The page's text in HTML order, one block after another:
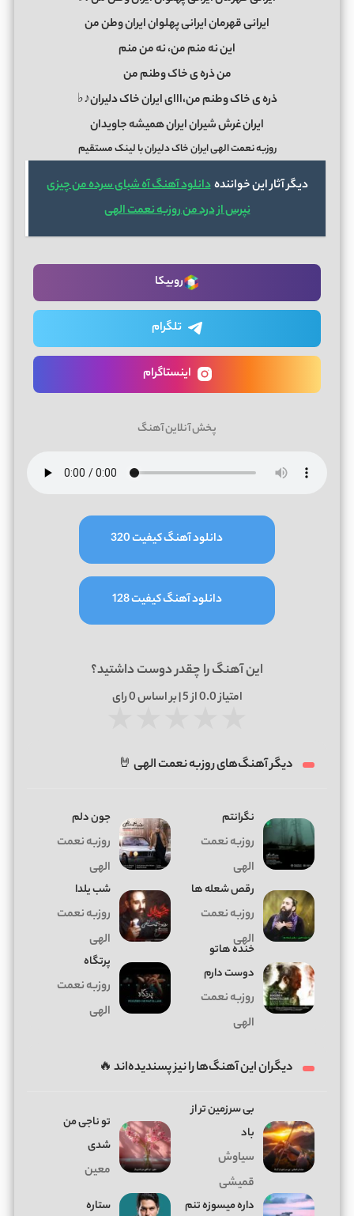
ایرانی قهرمان ایرانی پهلوان ایران وطن من
این نه منم من، نه من منم
من ذره ی خاک وطنم من
ذره ی خاک وطنم من،ااای ایران خاک دلیران♪♭
ایران غرش شیران ایران همیشه جاویدان
روزبه نعمت الهی ایران خاک دلیران با لینک مستقیم
دیگر آثار این خوانندهدانلود آهنگ آه شبای سرده من چیزی
نپرس از درد من روزبه نعمت الهی
روبیکا
تلگرام
اینستاگرام
پخش آنلاین آهنگ
دانلود آهنگ کیفیت 320
دانلود آهنگ کیفیت 128
این آهنگ را چقدر دوست داشتید؟
امتیاز0.0از 5 | بر اساس 0رای
دیگر آهنگ‌های روزبه نعمت الهی 🤘
نگرانتم
روزبه نعمت
الهی
جون دلم
روزبه نعمت
الهی
رقص شعله ها
روزبه نعمت
الهی
شب یلدا
روزبه نعمت
الهی
خنده هاتو
دوست دارم
روزبه نعمت
الهی
پرتگاه
روزبه نعمت
الهی
دیگران این آهنگ‌ها را نیز پسندیده‌اند 🔥
بی سرزمین تر از
باد
سیاوش
قمیشی
تو ناجی من
شدی
معین
داره میسوزه تنم ستاره